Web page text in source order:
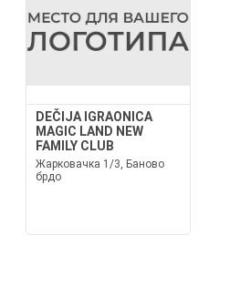
DEČIJA IGRAONICA
MAGIC LAND NEW
FAMILY CLUB
Жарковачка 1/3, Баново
брдо